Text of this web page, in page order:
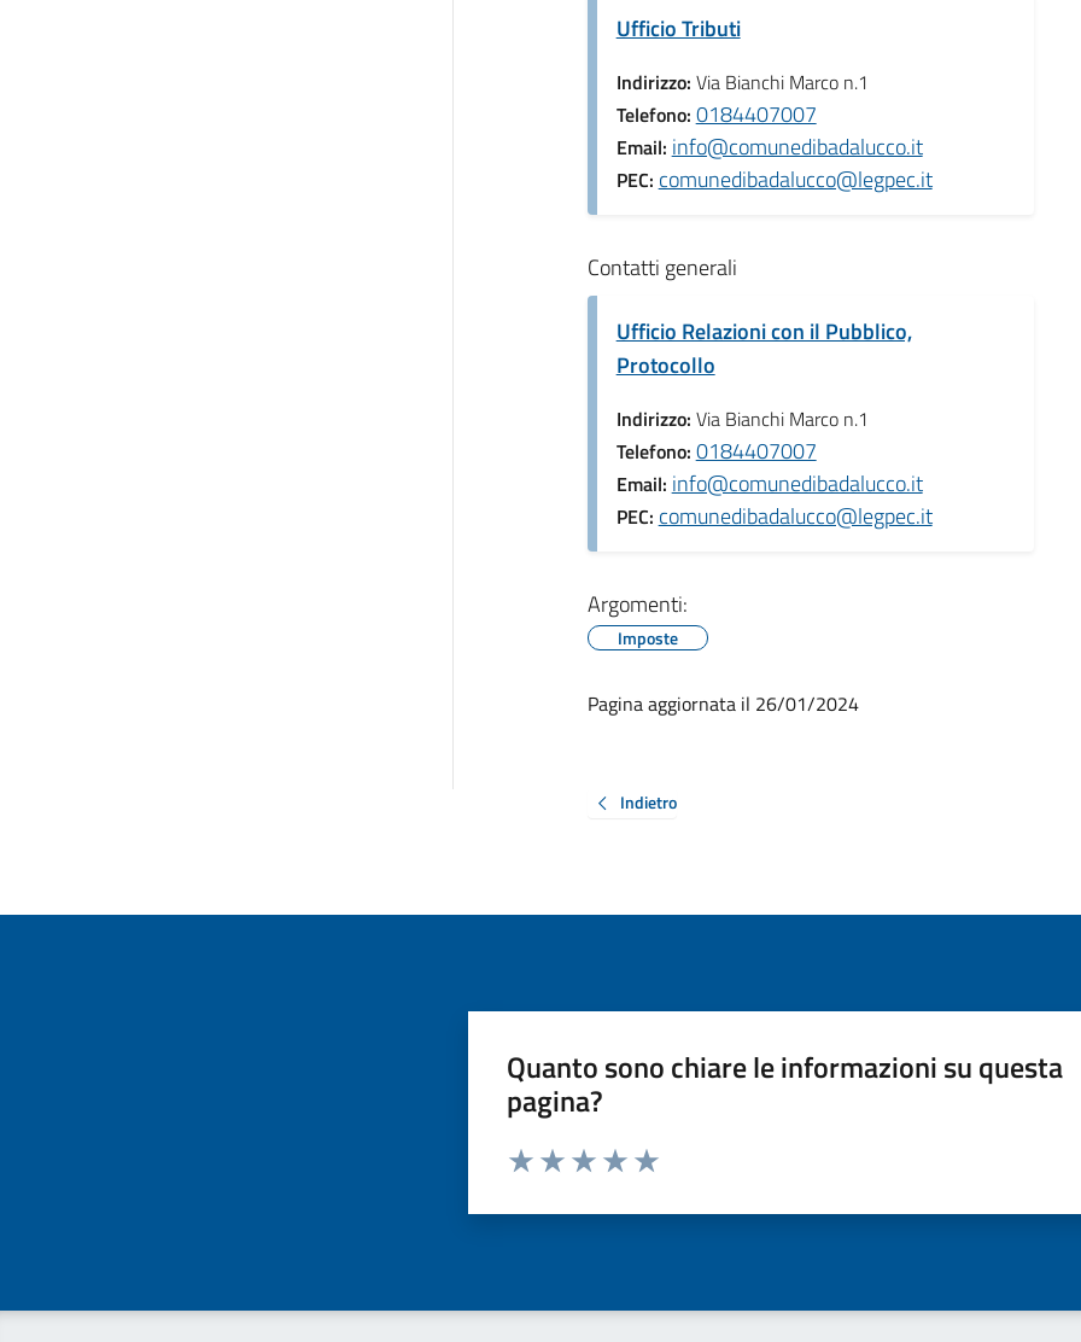
Ufficio Tributi
Indirizzo: Via Bianchi Marco n.1
Telefono: 0184407007
Email: info@comunedibadalucco.it
PEC: comunedibadalucco@legpec.it
Contatti generali
Ufficio Relazioni con il Pubblico,
Protocollo
Indirizzo: Via Bianchi Marco n.1
Telefono: 0184407007
Email: info@comunedibadalucco.it
PEC: comunedibadalucco@legpec.it
Argomenti:
Imposte
Pagina aggiornata il 26/01/2024
Indietro
Quanto sono chiare le informazioni su questa
pagina?
Valuta da 1 a 5 stelle la pagina